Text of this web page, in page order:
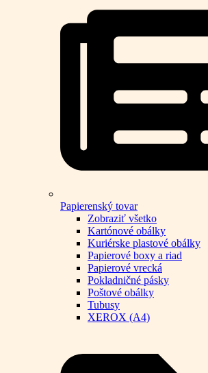
Papierenský tovar
Zobraziť všetko
Kartónové obálky
Kuriérske plastové obálky
Papierové boxy a riad
Papierové vrecká
Pokladničné pásky
Poštové obálky
Tubusy
XEROX (A4)